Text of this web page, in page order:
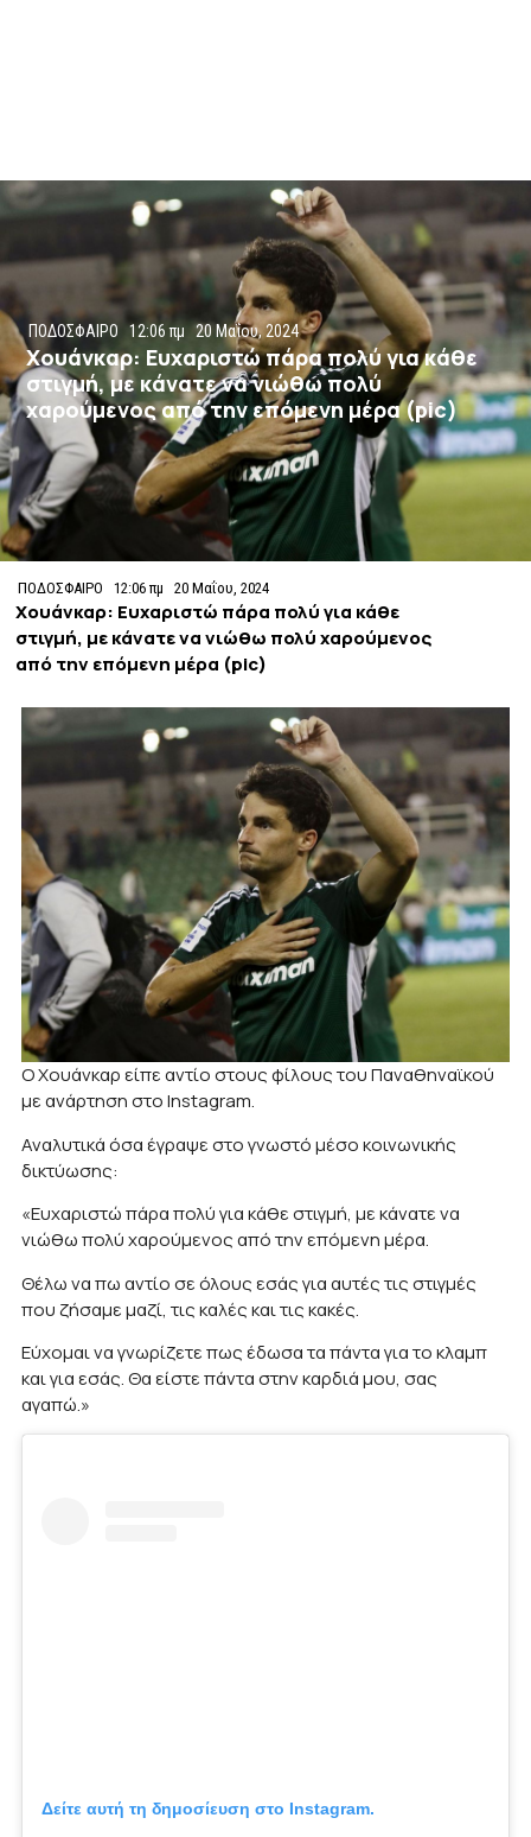
ΠΟΔΟΣΦΑΙΡΟ 12:06 πμ 20 Μαΐου, 2024
Χουάνκαρ: Ευχαριστώ πάρα πολύ για κάθε
στιγμή, με κάνατε να νιώθω πολύ
χαρούμενος από την επόμενη μέρα (pic)
ΠΟΔΟΣΦΑΙΡΟ 12:06 πμ 20 Μαΐου, 2024
Χουάνκαρ: Ευχαριστώ πάρα πολύ για κάθε
στιγμή, με κάνατε να νιώθω πολύ χαρούμενος
από την επόμενη μέρα (pic)
Ο Χουάνκαρ είπε αντίο στους φίλους του Παναθηναϊκού
με ανάρτηση στο Instagram.
Αναλυτικά όσα έγραψε στο γνωστό μέσο κοινωνικής
δικτύωσης:
«Ευχαριστώ πάρα πολύ για κάθε στιγμή, με κάνατε να
νιώθω πολύ χαρούμενος από την επόμενη μέρα.
Θέλω να πω αντίο σε όλους εσάς για αυτές τις στιγμές
που ζήσαμε μαζί, τις καλές και τις κακές.
Εύχομαι να γνωρίζετε πως έδωσα τα πάντα για το κλαμπ
και για εσάς. Θα είστε πάντα στην καρδιά μου, σας
αγαπώ.»
Δείτε αυτή τη δημοσίευση στο Instagram.